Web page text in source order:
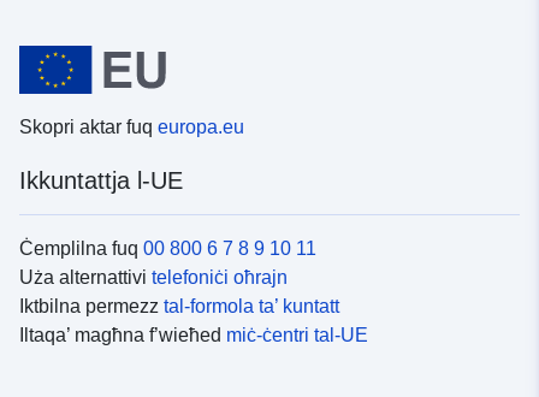
Skopri aktar fuq europa.eu
Ikkuntattja l-UE
Ċemplilna fuq 00 800 6 7 8 9 10 11
Uża alternattivi telefoniċi oħrajn
Iktbilna permezz tal-formola ta’ kuntatt
Iltaqa’ magħna f’wieħed miċ-ċentri tal-UE